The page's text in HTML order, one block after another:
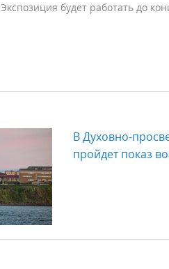
Экспозиция будет работать до
В Духовно-
пройдет показ